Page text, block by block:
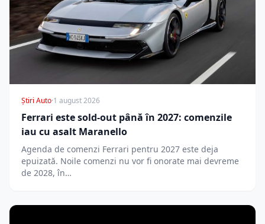
Știri Auto·1 august 2026
Ferrari este sold-out până în 2027: comenzile
iau cu asalt Maranello
Agenda de comenzi Ferrari pentru 2027 este deja
epuizată. Noile comenzi nu vor fi onorate mai devreme
de 2028, în…